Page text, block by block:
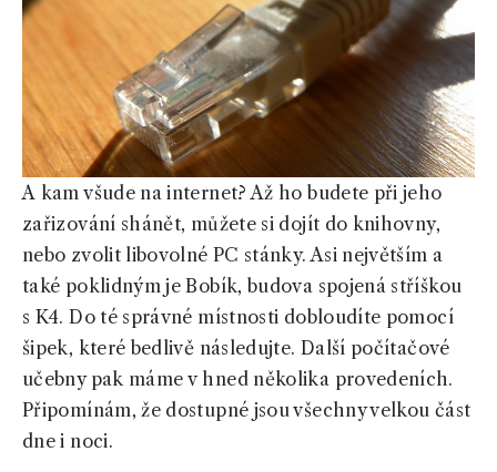
A kam všude na internet? Až ho budete při jeho
zařizování shánět, můžete si dojít do knihovny,
nebo zvolit libovolné PC stánky. Asi největším a
také poklidným je Bobík, budova spojená stříškou
s K4. Do té správné místnosti dobloudíte pomocí
šipek, které bedlivě následujte. Další počítačové
učebny pak máme v hned několika provedeních.
Připomínám, že dostupné jsou všechny velkou část
dne i noci.